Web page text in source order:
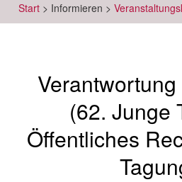
Start > Informieren >
(62. Junge
Öffentliches